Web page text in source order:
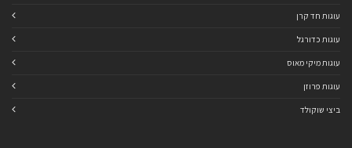
עוגות חד קרן
עוגות כדורגל
עוגות מיקי מאוס
עוגות פרוזן
ביצי שוקולד